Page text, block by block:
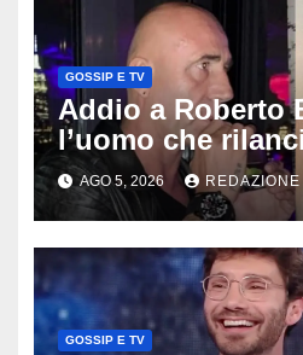
GOSSIP E TV
Addio a Roberto
l’uomo che
e Villa delle Rose:
anni
AGO 5, 2026 REDAZIONE
GOSSIP E TV